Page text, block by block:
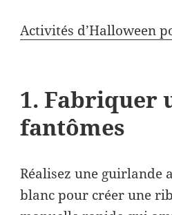
Activités d’Halloween
1. Fabriquer
fantômes
Réalisez une guirlande
blanc pour créer une